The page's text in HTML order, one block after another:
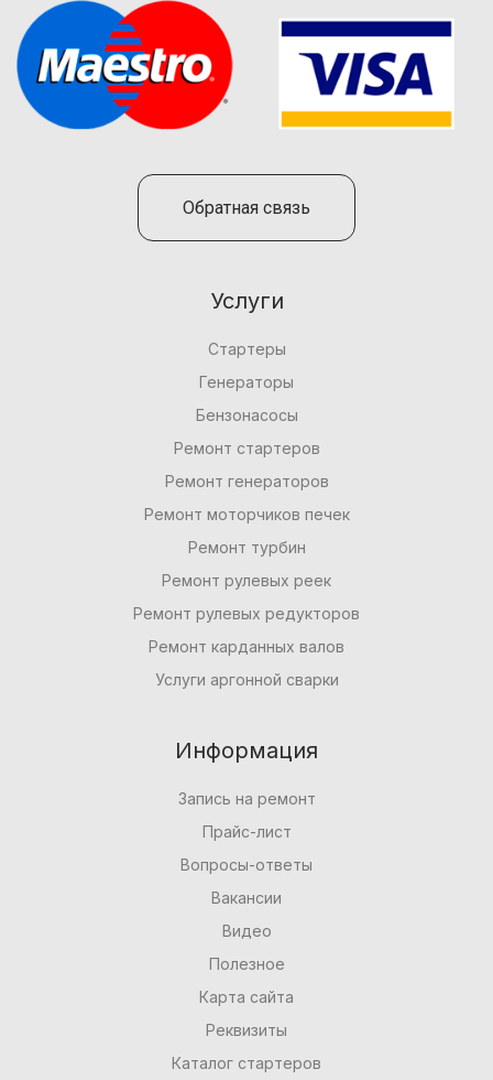
Обратная связь
Услуги
Стартеры
Генераторы
Бензонасосы
Ремонт стартеров
Ремонт генераторов
Ремонт моторчиков печек
Ремонт турбин
Ремонт рулевых реек
Ремонт рулевых редукторов
Ремонт карданных валов
Услуги аргонной сварки
Информация
Запись на ремонт
Прайс-лист
Вопросы-ответы
Вакансии
Видео
Полезное
Карта сайта
Реквизиты
Каталог стартеров